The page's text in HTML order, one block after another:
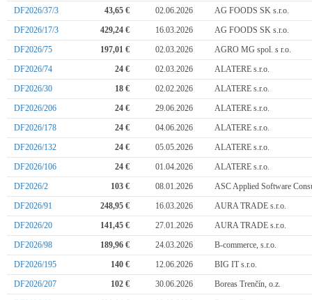
DF2026/37/3
43,65 € 02.06.2026
AG FOODS SK s.r.o.
DF2026/17/3
429,24 € 16.03.2026
AG FOODS SK s.r.o.
DF2026/75
197,01 € 02.03.2026
AGRO MG spol. s r.o.
DF2026/74
24 € 02.03.2026
ALATERE s.r.o.
DF2026/30
18 € 02.02.2026
ALATERE s.r.o.
DF2026/206
24 € 29.06.2026
ALATERE s.r.o.
DF2026/178
24 € 04.06.2026
ALATERE s.r.o.
DF2026/132
24 € 05.05.2026
ALATERE s.r.o.
DF2026/106
24 € 01.04.2026
ALATERE s.r.o.
DF2026/2
103 € 08.01.2026
ASC Applied Software
DF2026/91
248,95 € 16.03.2026
AURA TRADE s.r.o.
DF2026/20
141,45 € 27.01.2026
AURA TRADE s.r.o.
DF2026/98
189,96 € 24.03.2026
B-commerce, s.r.o.
DF2026/195
140 € 12.06.2026
BIG IT s.r.o.
DF2026/207
102 € 30.06.2026
Boreas Trenčín, o.z.